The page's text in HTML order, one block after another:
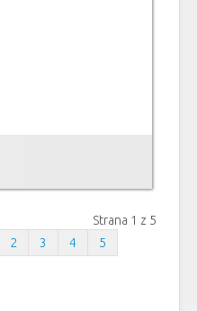
Strana 1 z 5
2 3 4
5